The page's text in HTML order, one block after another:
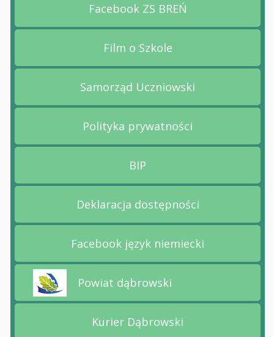
Przejdź na stronę
Facebook ZS BREŃ
Przejdź na stronę Film o
Film o Szkole
Przejdź na stronę
Samorząd Uczniowski
Przejdź na stronę
Polityka prywatności
Przejdź na stronę BIP
BIP
Przejdź na stronę
Deklaracja dostępności
Przejdź na stronę
Facebook język niemiecki
Przejdź na stronę Powiat dąbrowski
Powiat dąbrowski
Przejdź na stronę Kurier
Kurier Dąbrowski